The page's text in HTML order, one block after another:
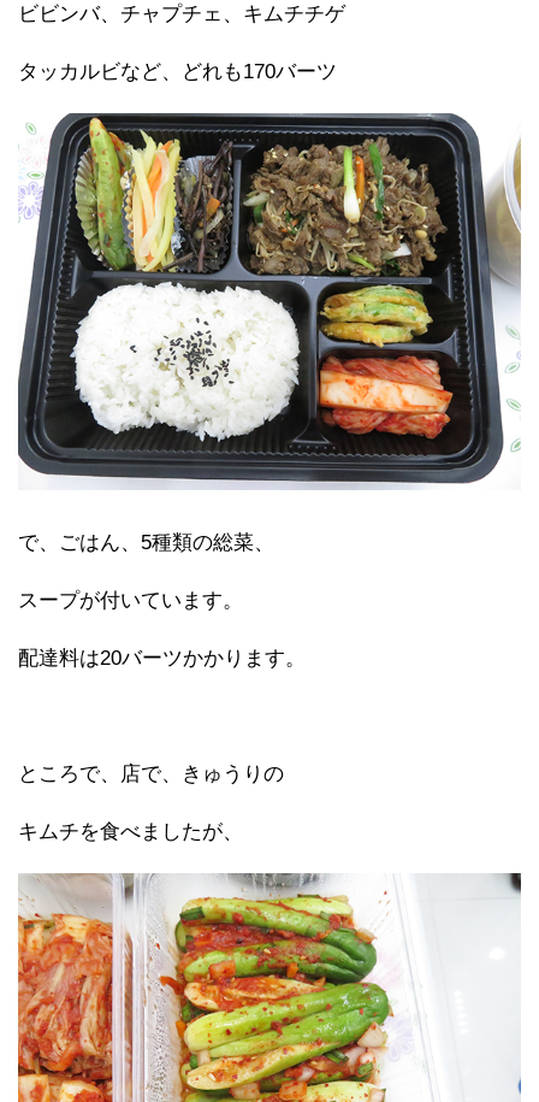
ビビンバ、チャプチェ、キムチチゲ
タッカルビなど、どれも170バーツ
で、ごはん、5種類の総菜、
スープが付いています。
配達料は20バーツかかります。
ところで、店で、きゅうりの
キムチを食べましたが、